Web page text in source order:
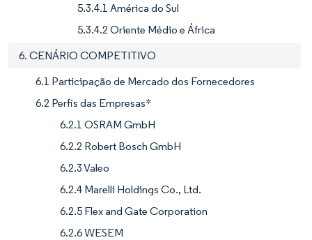
5.3.4.1 América do Sul
5.3.4.2 Oriente Médio e África
6. CENÁRIO COMPETITIVO
6.1 Participação de Mercado dos Fornecedores
6.2 Perfis das Empresas*
6.2.1 OSRAM GmbH
6.2.2 Robert Bosch GmbH
6.2.3 Valeo
6.2.4 Marelli Holdings Co., Ltd.
6.2.5 Flex and Gate Corporation
6.2.6 WESEM